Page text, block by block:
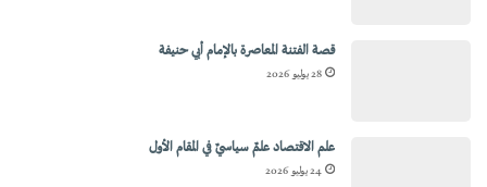
قصة الفتنة المعاصرة بالإمام أبي حنيفة
28 يوليو 2026
علم الاقتصاد علمٌ سياسيٌ في المقام الأول
24 يوليو 2026